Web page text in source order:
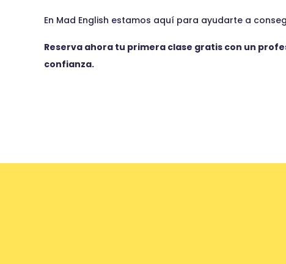
En Mad English estamos aquí para ayudarte a
Reserva ahora tu primera clase gratis con un
confianza.